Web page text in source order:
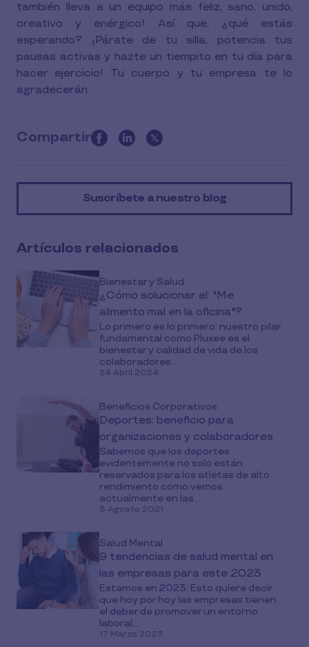
también lleva a un equipo más feliz, sano, unido,
creativo y enérgico! Así que, ¿qué estás
esperando? ¡Párate de tu silla, potencia tus
pausas activas y hazte un tiempito en tu día para
hacer ejercicio! Tu cuerpo y tu empresa te lo
agradecerán.
Compartir
this
on
Suscríbete a nuestro blog
Artículos relacionados
Bienestar y Salud
¿Cómo solucionar el: "Me
alimento mal en la oficina"?
Lo primero es lo primero: nuestro pilar
fundamental como Pluxee es el
bienestar y calidad de vida de los
colaboradores...
24 Abril 2024
Beneficios Corporativos
Deportes: beneficio para
organizaciones y colaboradores
Sabemos que los deportes
evidentemente no solo están
reservados para los atletas de alto
rendimiento como vemos
actualmente en las...
3 Agosto 2021
Salud Mental
9 tendencias de salud mental en
las empresas para este 2023
Estamos en 2023: Esto quiere decir
que hoy por hoy las empresas tienen
el deber de promover un entorno
laboral...
17 Marzo 2023